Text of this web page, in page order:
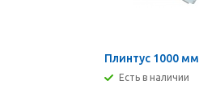
Плинтус 1000 мм
Есть в наличии